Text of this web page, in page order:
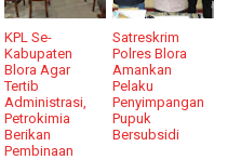
KPL Se-
Kabupaten
Blora Agar
Tertib
Administrasi,
Petrokimia
Berikan
Pembinaan
Satreskrim
Polres Blora
Amankan
Pelaku
Penyimpangan
Pupuk
Bersubsidi